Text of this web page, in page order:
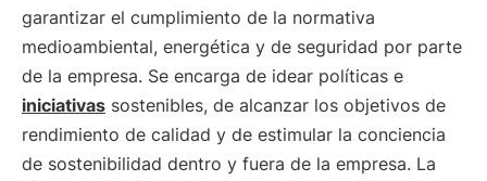
garantizar el cumplimiento de la normativa
medioambiental, energética y de seguridad por parte
de la empresa. Se encarga de idear políticas e
iniciativas sostenibles, de alcanzar los objetivos de
rendimiento de calidad y de estimular la conciencia
de sostenibilidad dentro y fuera de la empresa. La